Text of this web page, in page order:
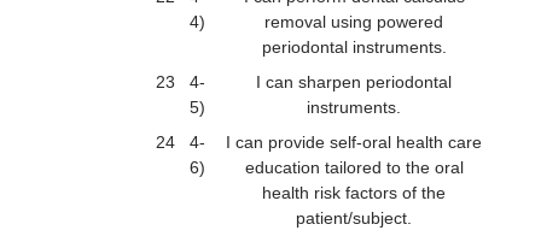
4)
removal using powered
periodontal instruments.
23
4-
5)
I can sharpen periodontal
instruments.
24
4-
6)
I can provide self-oral health care
education tailored to the oral
health risk factors of the
patient/subject.